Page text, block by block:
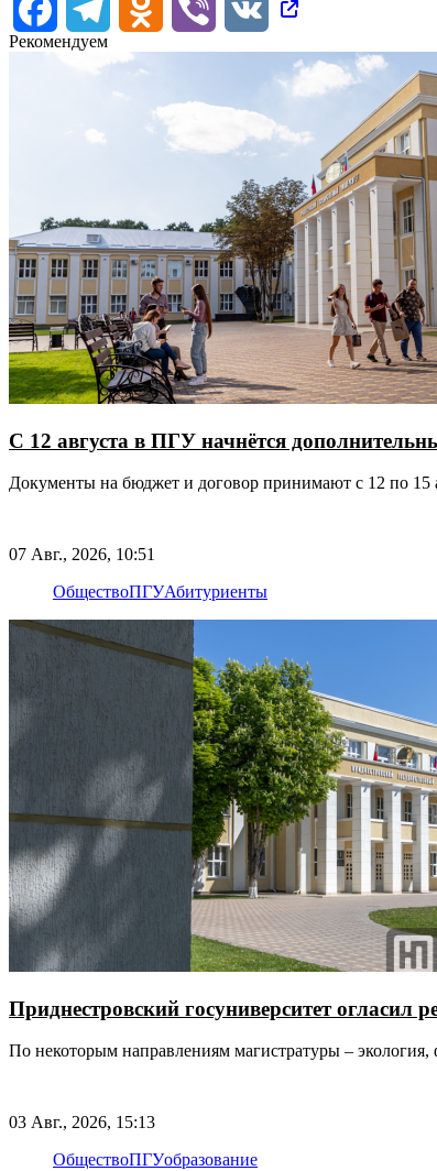
FacebookTelegram Odnoklassniki
Viber
VK
Рекомендуем
С 12 августа в ПГУ начнётся
Документы на бюджет и договор принимают с 12 по 15
07 Авг., 2026, 10:51
ОбществоПГУАбитуриенты
Приднестровский госуниверситет огласил
По некоторым направлениям магистратуры –
03 Авг., 2026, 15:13
ОбществоПГУобразование